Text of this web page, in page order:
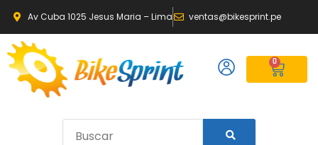
Av Cuba 1025 Jesus Maria – Lima ventas@bikesprint.pe
0